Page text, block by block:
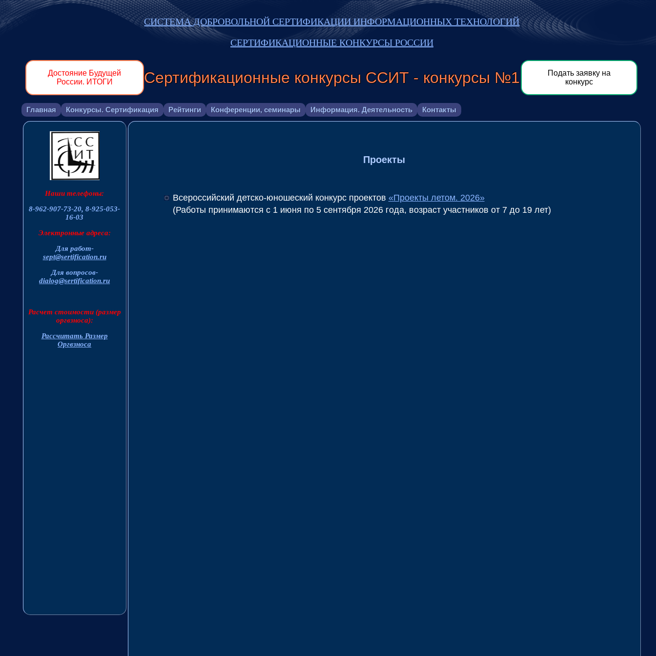
СИСТЕМА ДОБРОВОЛЬНОЙ СЕРТИФИКАЦИИ ИНФОРМАЦИОННЫХ ТЕХНОЛОГИЙ
СЕРТИФИКАЦИОННЫЕ КОНКУРСЫ РОССИИ
Достояние Будущей
России. ИТОГИ
Сертификационные конкурсы ССИТ - конкурсы №1
Подать заявку на
конкурс
Главная Конкурсы. Сертификация Рейтинги Конференции, семинары Информация. Деятельность Контакты
Наши телефоны:
8-962-907-73-20, 8-925-053-
16-03
Электронные адреса:
Для работ-
sept@sertification.ru
Для вопросов-
dialog@sertification.ru
Расчет стоимости (размер
оргвзноса):
Рассчитать Размер
Оргвзноса
Проекты
Всероссийский детско-юношеский конкурс проектов «Проекты летом. 2026»
(Работы принимаются с 1 июня по 5 сентября 2026 года, возраст участников от 7 до 19 лет)